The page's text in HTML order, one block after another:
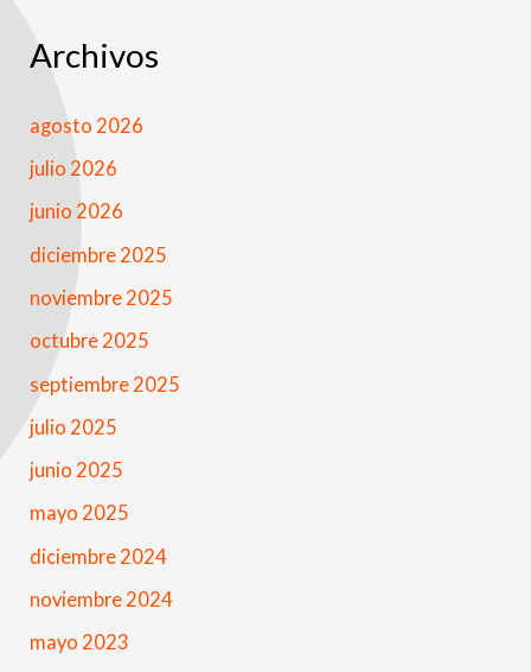
Archivos
agosto 2026
julio 2026
junio 2026
diciembre 2025
noviembre 2025
octubre 2025
septiembre 2025
julio 2025
junio 2025
mayo 2025
diciembre 2024
noviembre 2024
mayo 2023